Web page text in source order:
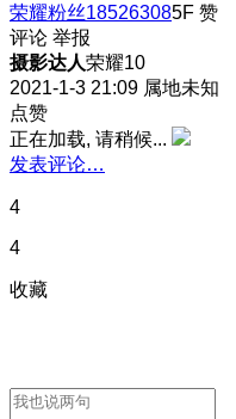
荣耀粉丝185263085F 赞
评论 举报
摄影达人荣耀10
2021-1-3 21:09 属地未知
点赞
正在加载, 请稍候...
发表评论…
4
4
收藏